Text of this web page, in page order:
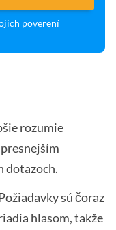
poverení
rozumie
dotazoch.
sú čoraz
hlasom, takže